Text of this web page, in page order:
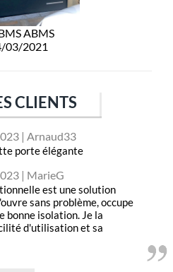
ABMS
03/2021
CLIENTS
| Arnaud33
porte élégante
| MarieG
est une solution
sans problème, occupe
bonne isolation. Je la
d'utilisation et sa